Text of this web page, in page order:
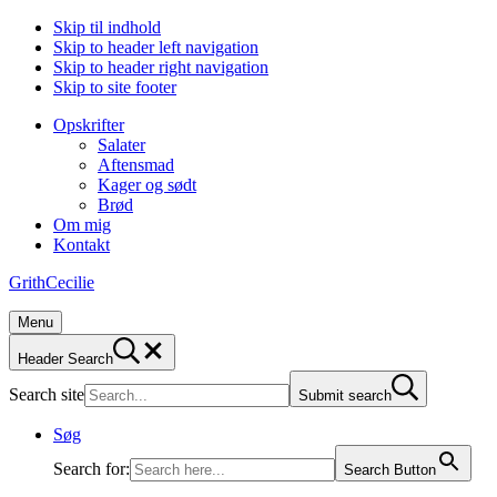
Skip til indhold
Skip to header left navigation
Skip to header right navigation
Skip to site footer
Opskrifter
Salater
Aftensmad
Kager og sødt
Brød
Om mig
Kontakt
GrithCecilie
Menu
Header Search
Search site Submit search
Søg
Search for:
Search Button